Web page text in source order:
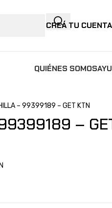
CREÁ TU CUENTA
QUIÉNES SOMOS
– 99399189 – GET KTN
–